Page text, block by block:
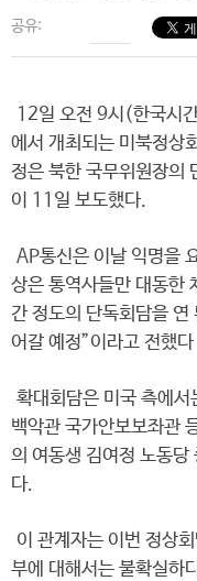
공유:
12일 오전 9시(한국시
에서 개최되는 미북정상
정은 북한 국무위원장의
이 11일 보도했다.
AP통신은 이날 익명을
상은 통역사들만 대동한
간 정도의 단독회담을 연
어갈 예정”이라고 전했다
확대회담은 미국 측에
백악관 국가안보보좌관
의 여동생 김여정 노동당
다.
이 관계자는 이번 정상
부에 대해서는 불확실하